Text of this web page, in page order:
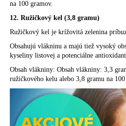
na 100 gramov.
12. Ružičkový kel (3,8 gramu)
Ružičkový kel je krížovitá zelenina
Obsahujú vlákninu a majú tiež vysoký
kyseliny listovej a potenciálne
Obsah vlákniny: Obsah vlákniny: 3,3
ružičkového kelu alebo 3,8 gramu na 100